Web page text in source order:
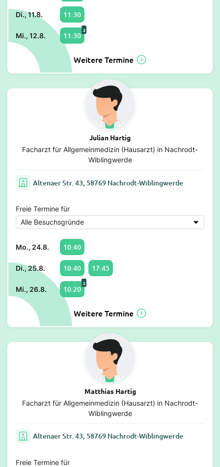
Di., 11.8. 11:30
Mi., 12.8. 11:30
2
Weitere Termine
Julian Hartig
Facharzt für Allgemeinmedizin (Hausarzt) in Nachrodt-
Wiblingwerde
Altenaer Str. 43, 58769 Nachrodt-Wiblingwerde
Freie Termine für
Mo., 24.8. 10:40
Di., 25.8. 10:40 17:45
Mi., 26.8. 10:20
2
Weitere Termine
Matthias Hartig
Facharzt für Allgemeinmedizin (Hausarzt) in Nachrodt-
Wiblingwerde
Altenaer Str. 43, 58769 Nachrodt-Wiblingwerde
Freie Termine für